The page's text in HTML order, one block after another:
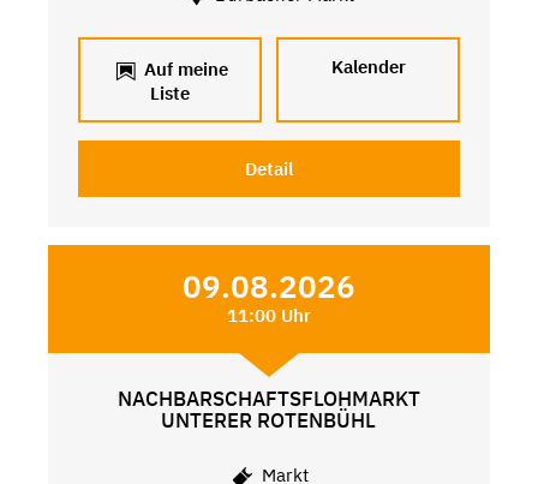
Auf meine
Liste
Kalender
Detail
09.08.2026
11:00 Uhr
NACHBARSCHAFTSFLOHMARKT
UNTERER ROTENBÜHL
Markt